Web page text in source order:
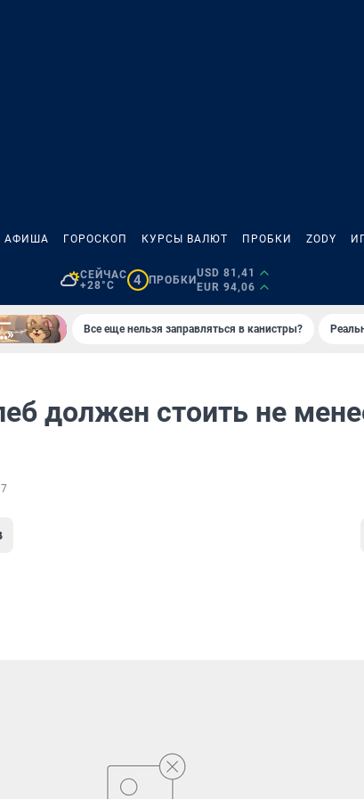
АФИША ГОРОСКОП КУРСЫ ВАЛЮТ ПРОБКИ ZODY
СЕЙЧАС
+28°C
4 ПРОБКИ
USD 81,41
EUR 94,06
Все еще нельзя заправляться в канистры?
должен стоить не